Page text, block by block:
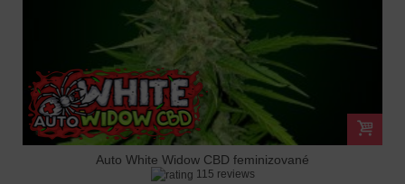
Auto White Widow CBD feminizované
115 reviews